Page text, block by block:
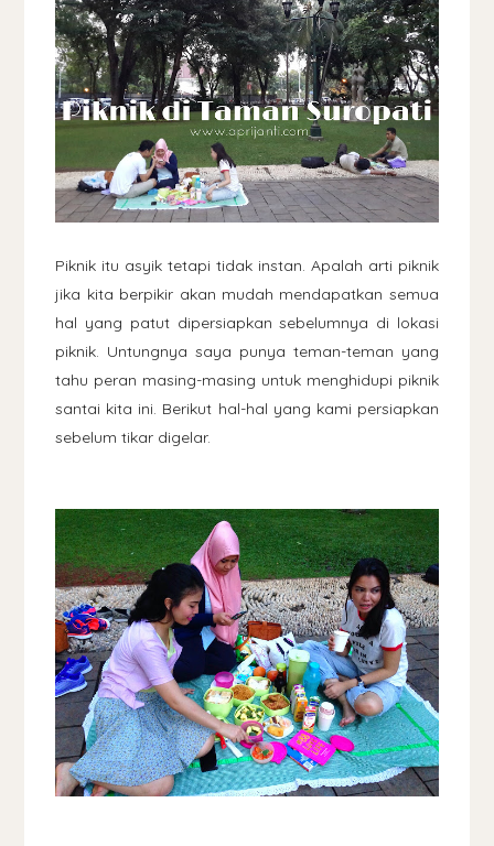
Piknik itu asyik tetapi tidak instan. Apalah arti piknik
jika kita berpikir akan mudah mendapatkan semua
hal yang patut dipersiapkan sebelumnya di lokasi
piknik. Untungnya saya punya teman-teman yang
tahu peran masing-masing untuk menghidupi piknik
santai kita ini. Berikut hal-hal yang kami persiapkan
sebelum tikar digelar.